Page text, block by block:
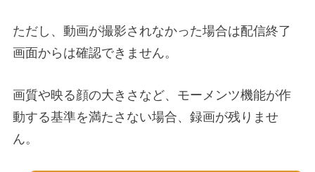
ただし、動画が撮影されなかった場合は配信終了
画面からは確認できません。
画質や映る顔の大きさなど、モーメンツ機能が作
動する基準を満たさない場合、録画が残りませ
ん。